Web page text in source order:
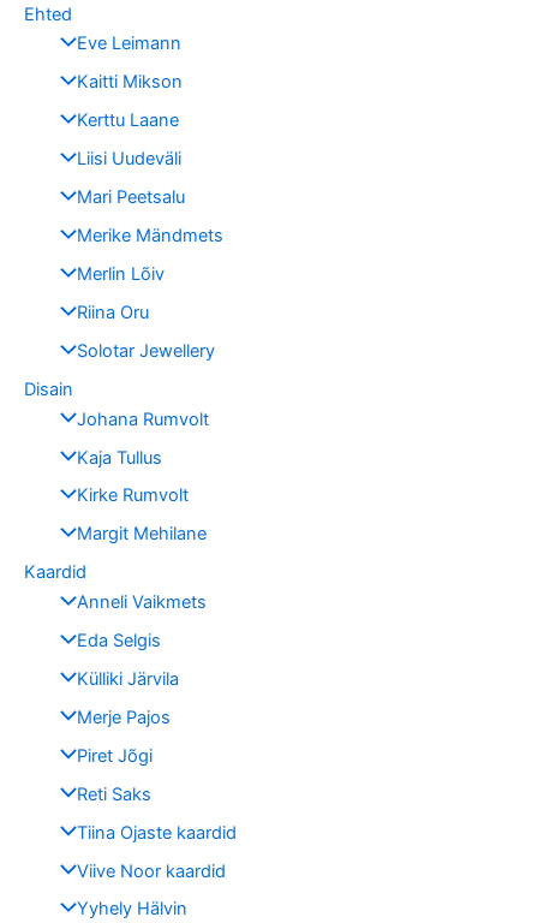
Ehted
Eve Leimann
Kaitti Mikson
Kerttu Laane
Liisi Uudeväli
Mari Peetsalu
Merike Mändmets
Merlin Lõiv
Riina Oru
Solotar Jewellery
Disain
Johana Rumvolt
Kaja Tullus
Kirke Rumvolt
Margit Mehilane
Kaardid
Anneli Vaikmets
Eda Selgis
Külliki Järvila
Merje Pajos
Piret Jõgi
Reti Saks
Tiina Ojaste kaardid
Viive Noor kaardid
Yyhely Hälvin